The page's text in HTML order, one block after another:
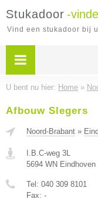
Stukadoor -
Vind een stukadoor bij
U bent nu hier: Home »
Afbouw Slegers
Noord-Brabant »
I.B.C-weg 3L
5694 WN Eindhoven
Tel: 040 309 8101
Fax: -